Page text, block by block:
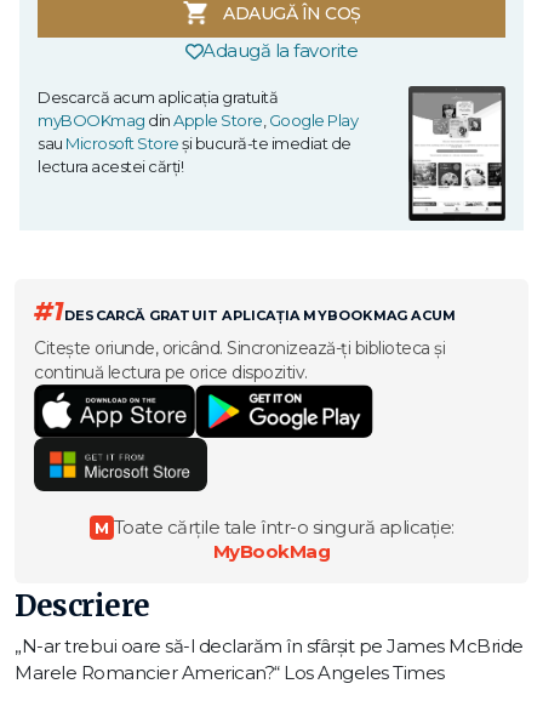
ADAUGĂ ÎN COȘ
Adaugă la favorite
Descarcă acum aplicația gratuită
myBOOKmag dinApple Store,Google Play
sau Microsoft Storeși bucură-te imediat de
lectura acestei cărți!
#1DESCARCĂ GRATUIT APLICAȚIA MYBOOKMAG ACUM
Citește oriunde, oricând. Sincronizează-ți biblioteca și
continuă lectura pe orice dispozitiv.
M Toate cărțile tale într-o singură aplicație:
MyBookMag
Descriere
„N-ar trebui oare să-l declarăm în sfârșit pe James McBride
Marele Romancier American?“ Los Angeles Times